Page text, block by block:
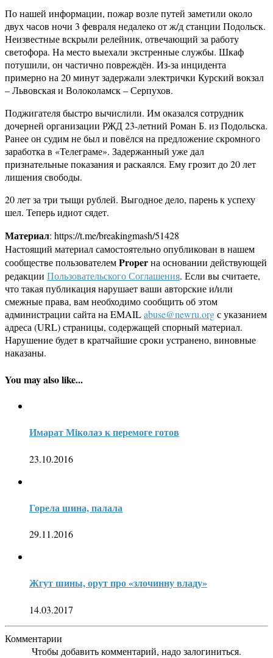
По нашей информации, пожар возле путей заметили около
двух часов ночи 3 февраля недалеко от ж/д станции Подольск.
Неизвестные вскрыли релейник, отвечающий за работу
светофора. На место выехали экстренные службы. Шкаф
потушили, он частично повреждён. Из-за инцидента
примерно на 20 минут задержали электрички Курский вокзал
– Львовская и Волоколамск – Серпухов.
Поджигателя быстро вычислили. Им оказался сотрудник
дочерней организации РЖД 23-летний Роман Б. из Подольска.
Ранее он судим не был и повёлся на предложение скромного
заработка в «Телеграме». Задержанный уже дал
признательные показания и раскаялся. Ему грозит до 20 лет
лишения свободы.
20 лет за три тыщи рублей. Выгодное дело, парень к успеху
шел. Теперь идиот сядет.
Материал: https://t.me/breakingmash/51428
Настоящий материал самостоятельно опубликован в нашем
сообществе пользователемProperна основании действующей
редакции Пользовательского Соглашения. Если вы считаете,
что такая публикация нарушает ваши авторские и/или
смежные права, вам необходимо сообщить об этом
администрации сайта на EMAILabuse@newru.orgс указанием
адреса (URL) страницы, содержащей спорный материал.
Нарушение будет в кратчайшие сроки устранено, виновные
наказаны.
You may also like...
Имарат Мiколаэ к перемоге готов
23.10.2016
Горела шина, палала
29.11.2016
Жгут шины, орут про «злочинну владу»
14.03.2017
Комментарии
Чтобы добавить комментарий, надо залогиниться.